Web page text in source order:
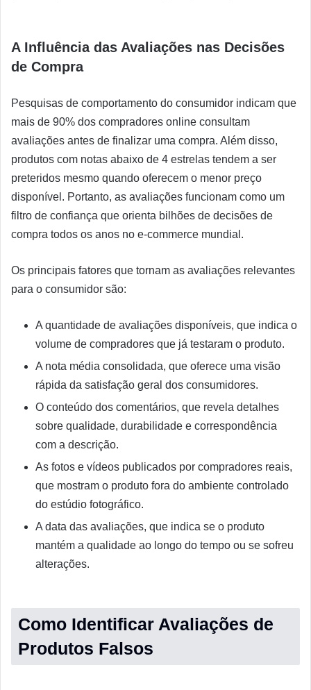
A Influência das Avaliações nas Decisões
de Compra
Pesquisas de comportamento do consumidor indicam que
mais de 90% dos compradores online consultam
avaliações antes de finalizar uma compra. Além disso,
produtos com notas abaixo de 4 estrelas tendem a ser
preteridos mesmo quando oferecem o menor preço
disponível. Portanto, as avaliações funcionam como um
filtro de confiança que orienta bilhões de decisões de
compra todos os anos no e-commerce mundial.
Os principais fatores que tornam as avaliações relevantes
para o consumidor são:
A quantidade de avaliações disponíveis, que indica o
volume de compradores que já testaram o produto.
A nota média consolidada, que oferece uma visão
rápida da satisfação geral dos consumidores.
O conteúdo dos comentários, que revela detalhes
sobre qualidade, durabilidade e correspondência
com a descrição.
As fotos e vídeos publicados por compradores reais,
que mostram o produto fora do ambiente controlado
do estúdio fotográfico.
A data das avaliações, que indica se o produto
mantém a qualidade ao longo do tempo ou se sofreu
alterações.
Como Identificar Avaliações de
Produtos Falsos